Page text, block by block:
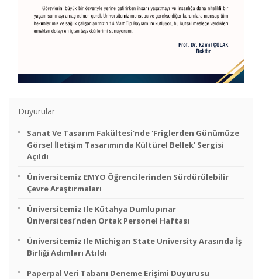
Duyurular
Sanat Ve Tasarım Fakültesi’nde 'Friglerden Günümüze
Görsel İletişim Tasarımında Kültürel Bellek' Sergisi
Açıldı
Üniversitemiz EMYO Öğrencilerinden Sürdürülebilir
Çevre Araştırmaları
Üniversitemiz Ile Kütahya Dumlupınar
Üniversitesi’nden Ortak Personel Haftası
Üniversitemiz Ile Michigan State University Arasında İş
Birliği Adımları Atıldı
Paperpal Veri Tabanı Deneme Erişimi Duyurusu